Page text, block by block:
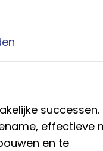
successen.
effectieve
en te